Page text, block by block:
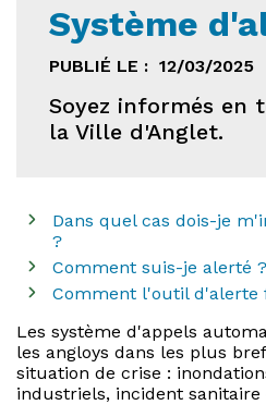
Système
PUBLIÉ LE : 12/03/2025
Soyez informés en
la Ville d'Anglet.
Dans quel cas dois-je
?
Comment suis-je alerté ?
Comment l'outil d'alerte
Les système d'appels
les angloys dans les plus
situation de crise :
industriels, incident